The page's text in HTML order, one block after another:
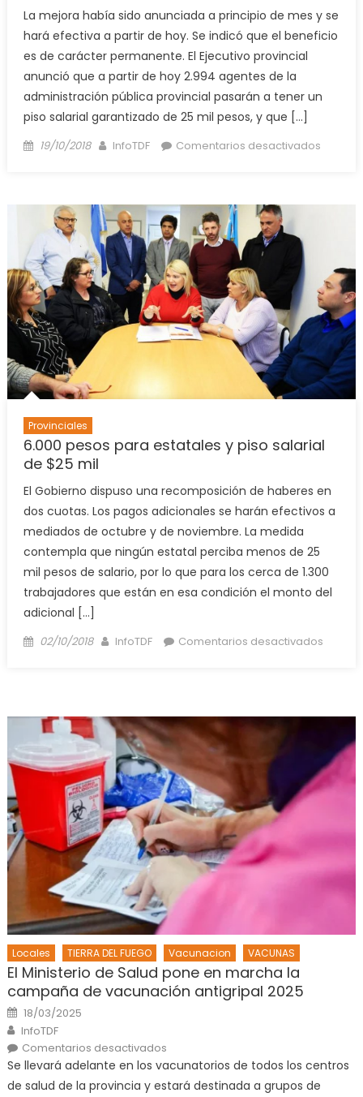
La mejora había sido anunciada a principio de mes y se
hará efectiva a partir de hoy. Se indicó que el beneficio
es de carácter permanente. El Ejecutivo provincial
anunció que a partir de hoy 2.994 agentes de la
administración pública provincial pasarán a tener un
piso salarial garantizado de 25 mil pesos, y que […]
Posted
19/10/2018 Author
InfoTDF Comentarios desactivadosen
para
casi
3000
Provinciales
6.000 pesos para estatales y piso salarial
de $25 mil
El Gobierno dispuso una recomposición de haberes en
dos cuotas. Los pagos adicionales se harán efectivos a
mediados de octubre y de noviembre. La medida
contempla que ningún estatal perciba menos de 25
mil pesos de salario, por lo que para los cerca de 1.300
trabajadores que están en esa condición el monto del
adicional […]
Posted
02/10/2018 Author
InfoTDF Comentarios desactivadosen
piso
salarial
de
Locales TIERRA DEL FUEGO Vacunacion VACUNAS
El Ministerio de Salud pone en marcha la
campaña de vacunación antigripal 2025
Posted
on
18/03/2025
Author
InfoTDF
Comentarios desactivadosen
El
Ministerio
Salud
Se llevará adelante en los vacunatorios de todos los centros
de salud de la provincia y estará destinada a grupos de